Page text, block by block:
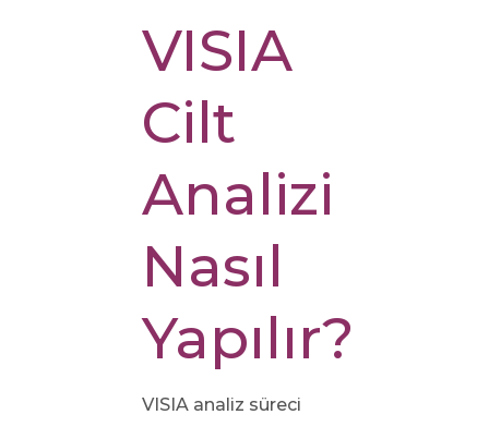
VISIA
Cilt
Analizi
Nasıl
Yapılır?
VISIA analiz süreci